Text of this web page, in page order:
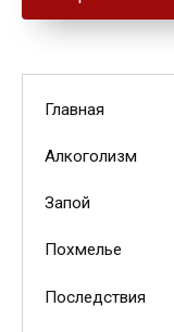
Главная
Алкоголизм
Запой
Похмелье
Последствия